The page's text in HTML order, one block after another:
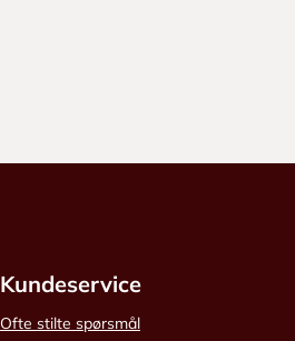
Kundeservice
Ofte stilte spørsmål